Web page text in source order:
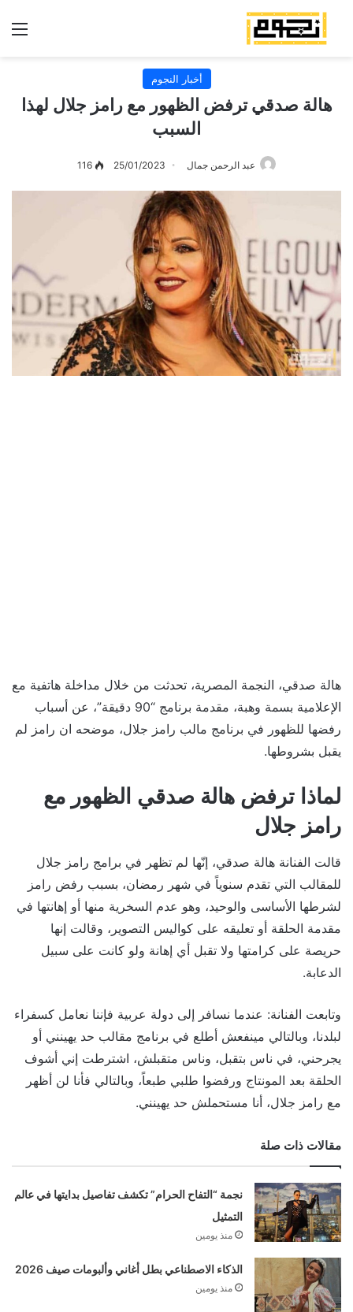
أخبار النجوم
هالة صدقي ترفض الظهور مع رامز جلال لهذا
السبب
عبد الرحمن جمال 25/01/2023
116
هالة صدقي، النجمة المصرية، تحدثت من خلال مداخلة هاتفية مع
الإعلامية بسمة وهبة، مقدمة برنامج “90 دقيقة”، عن أسباب
رفضها للظهور في برنامج مالب رامز جلال، موضحه ان رامز لم
يقبل بشروطها.
لماذا ترفض هالة صدقي الظهور مع
رامز جلال
قالت الفنانة هالة صدقي، إنّها لم تظهر في برامج رامز جلال
للمقالب التي تقدم سنوياً في شهر رمضان، بسبب رفض رامز
لشرطها الأساسى والوحيد، وهو عدم السخرية منها أو إهانتها في
مقدمة الحلقة أو تعليقه على كواليس التصوير، وقالت إنها
حريصة على كرامتها ولا تقبل أي إهانة ولو كانت على سبيل
الدعابة.
وتابعت الفنانة: عندما نسافر إلى دولة عربية فإننا نعامل كسفراء
لبلدنا، وبالتالي مينفعش أطلع في برنامج مقالب حد يهينني أو
يجرحني، في ناس بتقبل، وناس متقبلش، اشترطت إني أشوف
الحلقة بعد المونتاج ورفضوا طلبي طبعاً، وبالتالي فأنا لن أظهر
مع رامز جلال، أنا مستحملش حد يهينني.
مقالات ذات صلة
نجمة “التفاح الحرام” تكشف تفاصيل بدايتها في عالم
التمثيل
منذ يومين
الذكاء الاصطناعي بطل أغاني وألبومات صيف 2026
منذ يومين